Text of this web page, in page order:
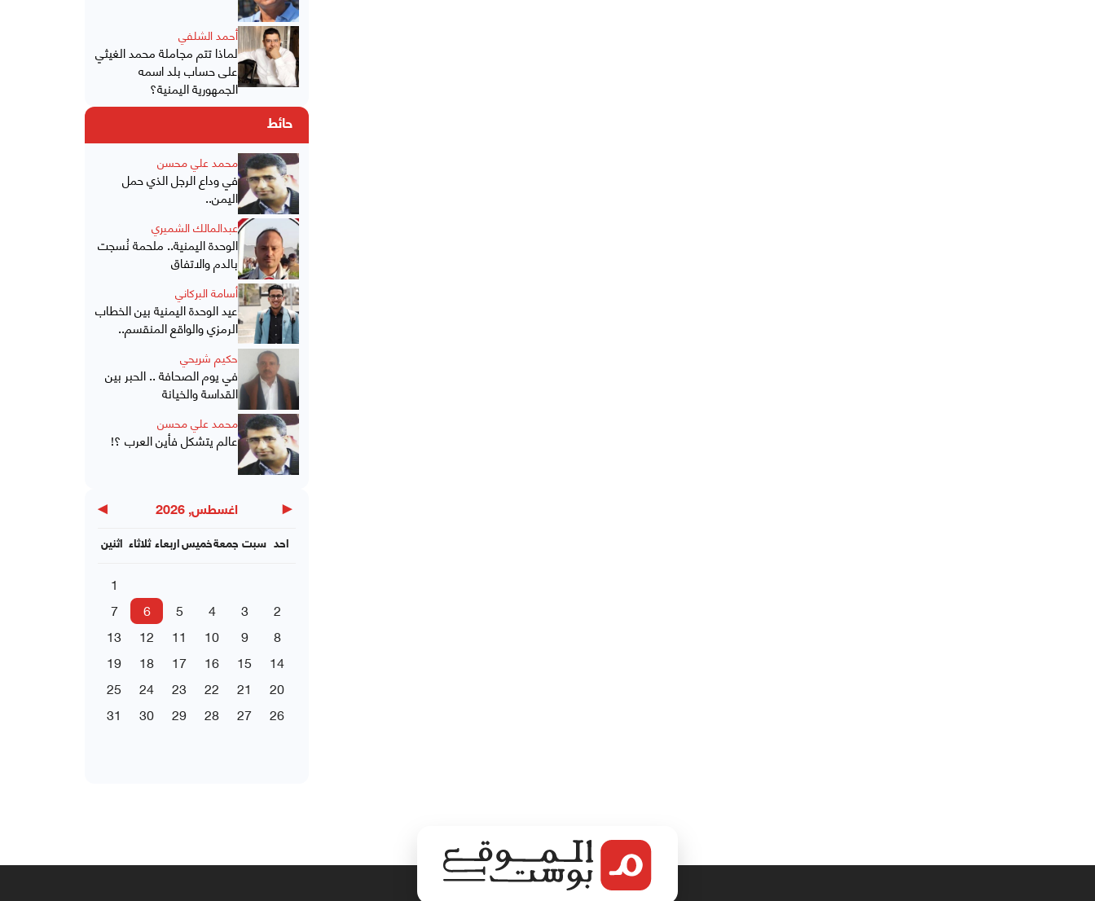
أحمد الشلفي
لماذا تتم مجاملة محمد الغيثي
على حساب بلد اسمه
الجمهورية اليمنية؟
حائط
محمد علي محسن
في وداع الرجل الذي حمل
اليمن..
عبدالمالك الشميري
الوحدة اليمنية.. ملحمة نُسجت
بالدم والاتفاق
أسامة البركاني
عيد الوحدة اليمنية بين الخطاب
الرمزي والواقع المنقسم..
حكيم شريحي
في يوم الصحافة .. الحبر بين
القداسة والخيانة
محمد علي محسن
عالم يتشكل فأين العرب ؟!
◀ اغسطس, 2026 ▶
اثنين ثلاثاء اربعاءخميسجمعة سبت احد
1
2
3
4
5
6
7
8
9
10
11
12
13
14
15
16
17
18
19
20
21
22
23
24
25
26
27
28
29
30
31